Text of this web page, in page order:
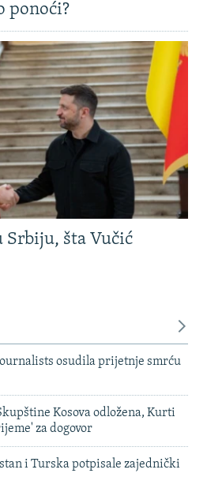
ponoći?
Srbiju, šta Vučić
osudila prijetnje smrću
Kosova odložena, Kurti
za dogovor
i Turska potpisale zajednički